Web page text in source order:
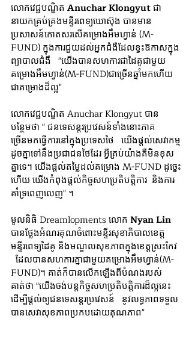
លោកវេជ្ជបណ្ឌិត​​ Anuchar Klongyut ជា
នាយកគ្រប់គ្រងមន្ទីរពេទ្យឃោស៊ុង បានមាន
ប្រសាសន៍កោតសរសើគម្រោងអឹមហ្វាន់ (M-
FUND) ក្នុងការជួយដល់អ្នកជំងឺដែលខ្វះឱកាសក្នុង​
ព្យាបាលជំងឺ​   "យើងបានសហការជាដៃគូជាមួយ
គម្រោងអឹមហ្វាន់​(M-FUND)ជាច្រើនឆ្នាំមកហើយ
ជាគម្រោងដ៏ល្អ"
លោកវេជ្ជបណ្ឌិត​​ Anuchar Klongyut បាន
បន្ថែមថា " ជនទេសន្តរប្រវេសន៍ទាំងនោះភាគ
ច្រើនមកធ្វើការនៅក្នុងប្រទេសថៃ   យើងផ្តល់សេវាកម្ម
ដូចគ្នាទៅនឹងប្រជាជនថៃដែរ អ្វីគ្រប់យ៉ាងគឺមិនខុស
គ្នាទេ។ យើងផ្តល់តម្លៃដល់គម្រោង M-FUND ដូច្នេះ
ហើយ យើងកំពុងផ្តល់កិច្ចសហប្រតិបត្តិការ  និងការ
គាំទ្រពេញលេញ" ។
មូលនិធិ Dreamlopments លោក Nyan Lin
បានថ្លែងអំណរគុណចំពោះមន្ទីរសុខាភិបាលខេត្ត
មន្ទីរពេទ្យដៃគូ និងមណ្ឌលសុខភាពក្នុងខេត្តស្រះកែវ
  ដែលបានសហការគ្នាជាមួយគម្រោងអឹមហ្វាន់​(M-
FUND)។ គាត់ក៏បានលើកឡើងពីបំណងរបស់
គាត់ថា "យើងចង់បន្តកិច្ចសហប្រតិបត្តិការដ៏ល្អនេះ
ដើម្បីផ្តល់ឲ្យជនទេសន្តរប្រវេសន៍   នូវលទ្ធភាពទទួល
បានសេវាសុខភាពប្រកបដោយគុណភាព"